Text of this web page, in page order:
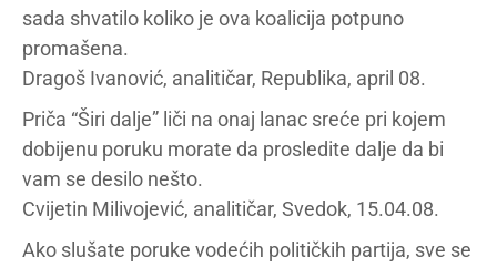
sada shvatilo koliko je ova koalicija potpuno
promašena.
Dragoš Ivanović, analitičar, Republika, april 08.
Priča “Širi dalje” liči na onaj lanac sreće pri kojem
dobijenu poruku morate da prosledite dalje da bi
vam se desilo nešto.
Cvijetin Milivojević, analitičar, Svedok, 15.04.08.
Ako slušate poruke vodećih političkih partija, sve se